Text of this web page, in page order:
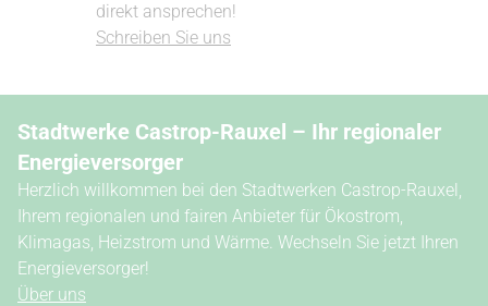
direkt an­sprechen!
Schreiben Sie uns
Stadtwerke Castrop-Rauxel – Ihr regionaler
Energieversorger
Herzlich willkommen bei den Stadtwerken Castrop-Rauxel,
Ihrem regionalen und fairen Anbieter für Ökostrom,
Klimagas, Heizstrom und Wärme. Wechseln Sie jetzt Ihren
Energieversorger!
Über uns